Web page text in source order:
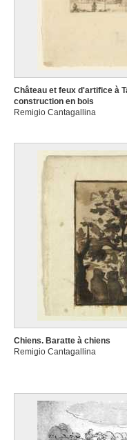
Château et feux d'artifice à
construction en bois
Remigio Cantagallina
Chiens. Baratte à chiens
Remigio Cantagallina